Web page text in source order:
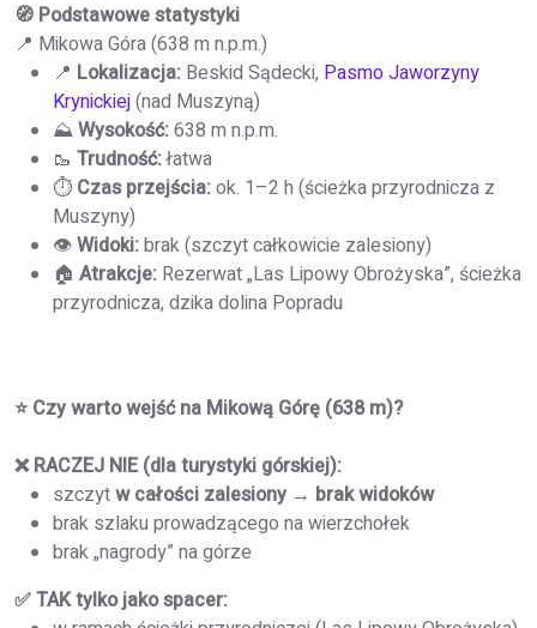
🧭 Podstawowe statystyki
📍 Mikowa Góra (638 m n.p.m.)
📍 Lokalizacja: Beskid Sądecki, Pasmo Jaworzyny
Krynickiej(nad Muszyną)
⛰️Wysokość:638 m n.p.m.
🥾 Trudność:łatwa
⏱️ Czas przejścia:ok. 1–2 h (ścieżka przyrodnicza z
Muszyny)
👁️Widoki:brak (szczyt całkowicie zalesiony)
🏠 Atrakcje: Rezerwat „Las Lipowy Obrożyska”, ścieżka
przyrodnicza, dzika dolina Popradu
⭐ Czy warto wejść na Mikową Górę (638 m)?
❌ RACZEJ NIE (dla turystyki górskiej):
szczytw całości zalesiony → brak widoków
brak szlaku prowadzącego na wierzchołek
brak „nagrody” na górze
✅ TAK tylko jako spacer: